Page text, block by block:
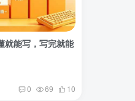
就能写，写完就能
0 69 10